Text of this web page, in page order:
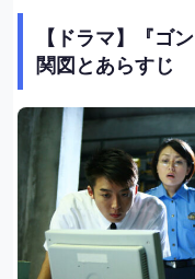
【ドラマ】『ゴ
関図とあらすじ